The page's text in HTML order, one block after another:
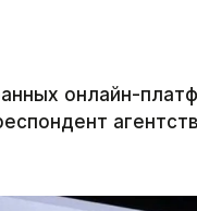
онлайн-